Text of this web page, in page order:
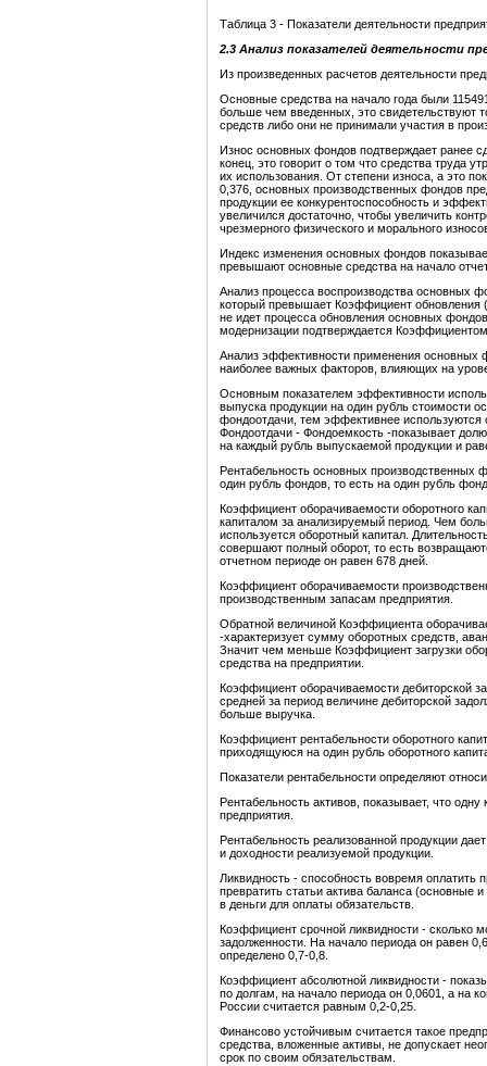
Таблица 3 - Показатели деятельности
2.3 Анализ показателей деятельности
Из произведенных расчетов деятельности
Основные средства на начало года были
больше чем введенных, это свидетельствуют
средств либо они не принимали участия в
Износ основных фондов подтверждает ранее
конец, это говорит о том что средства труда
их использования. От степени износа, а это
0,376, основных производственных фондов
продукции ее конкурентоспособность и
увеличился достаточно, чтобы увеличить
чрезмерного физического и морального
Индекс изменения основных фондов
превышают основные средства на начало
Анализ процесса воспроизводства основных
который превышает Коэффициент обновления
не идет процесса обновления основных
модернизации подтверждается
Анализ эффективности применения основных
наиболее важных факторов, влияющих на
Основным показателем эффективности
выпуска продукции на один рубль стоимости
фондоотдачи, тем эффективнее
Фондоотдачи - Фондоемкость -показывает
на каждый рубль выпускаемой продукции и
Рентабельность основных производственных
один рубль фондов, то есть на один рубль
Коэффициент оборачиваемости оборотного
капиталом за анализируемый период. Чем
используется оборотный капитал.
совершают полный оборот, то есть
отчетном периоде он равен 678 дней.
Коэффициент оборачиваемости
производственным запасам предприятия.
Обратной величиной Коэффициента
-характеризует сумму оборотных средств,
Значит чем меньше Коэффициент загрузки
средства на предприятии.
Коэффициент оборачиваемости дебиторской
средней за период величине дебиторской
больше выручка.
Коэффициент рентабельности оборотного
приходящуюся на один рубль оборотного
Показатели рентабельности определяют
Рентабельность активов, показывает, что
предприятия.
Рентабельность реализованной продукции
и доходности реализуемой продукции.
Ликвидность - способность вовремя оплатить
превратить статьи актива баланса (основные
в деньги для оплаты обязательств.
Коэффициент срочной ликвидности - сколько
задолженности. На начало периода он равен
определено 0,7-0,8.
Коэффициент абсолютной ликвидности -
по долгам, на начало периода он 0,0601, а на
России считается равным 0,2-0,25.
Финансово устойчивым считается такое
средства, вложенные активы, не допускает
срок по своим обязательствам.